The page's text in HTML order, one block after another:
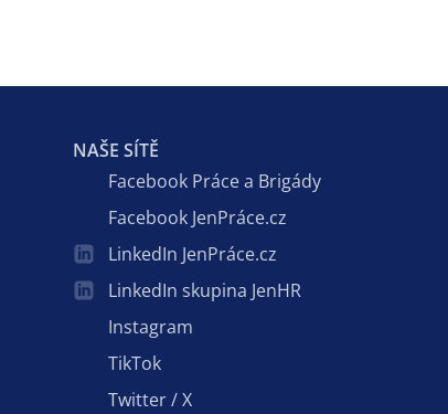
NAŠE SÍTĚ
Facebook Práce a Brigády
Facebook JenPráce.cz
LinkedIn JenPráce.cz
LinkedIn skupina JenHR
Instagram
TikTok
Twitter / X